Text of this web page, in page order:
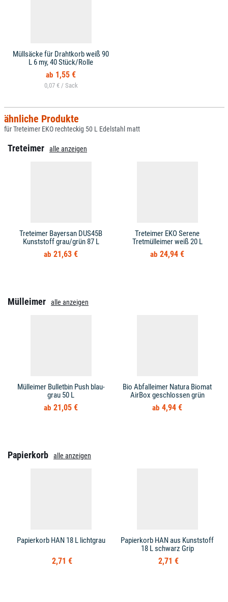
Müllsäcke für Drahtkorb weiß 90
L 6 my, 40 Stück/Rolle
1,55 €
0,07 € /
ähnliche Produkte
für Treteimer EKO rechteckig 50 L Edelstahl matt
Treteimer alle anzeigen
Treteimer Bayersan DUS45B
Kunststoff grau/grün 87 L
21,63 €
Treteimer EKO Serene
Tretmülleimer weiß 20 L
24,94 €
Mülleimer alle anzeigen
Mülleimer Bulletbin Push blau-
grau 50 L
21,05 €
Bio Abfalleimer Natura Biomat
AirBox geschlossen grün
4,94 €
Papierkorb alle anzeigen
Papierkorb HAN 18 L lichtgrau
2,71 €
Papierkorb HAN aus Kunststoff
18 L schwarz Grip
2,71 €